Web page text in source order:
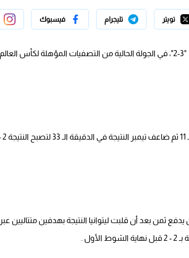
تويتر تليجرام فيسبوك
قاد ممفيس ديباي منتخب هولندا لفوز مثير على ليتوانيا بنتيجة "3-2"، في الجولة الحالية من التصفيات المؤهلة لكأس العالم
ثمن بعد أن قلبت ليتوانيا النتيجة بهدفين متتاليين عبر